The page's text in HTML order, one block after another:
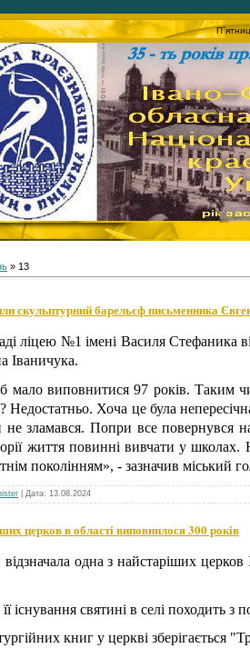
» 13
скульптурний барельєф письменника
ліцею №1 імені Василя Стефаника
Іваничука.
мало виповнитися 97 років.
Недостатньо. Хоча це була
зламався. Попри все повернувся
життя повинні вивчати у
поколінням», - зазначив міський
| Дата: 13.08.2024
церков в області виповнилося 300 років
відзначала одна з найстаріших
існування святині в селі походить з
книг у церкві зберігається